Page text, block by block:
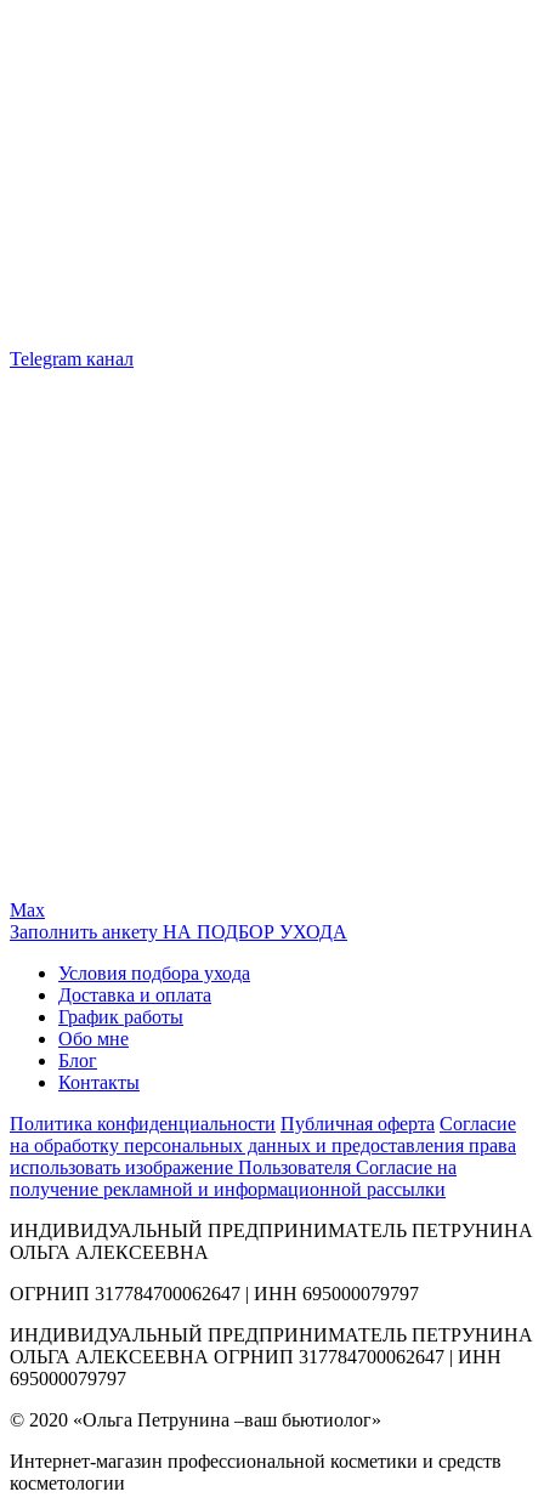
Telegram канал
Max
Заполнить анкету НА ПОДБОР УХОДА
Условия подбора ухода
Доставка и оплата
График работы
Обо мне
Блог
Контакты
Политика конфиденциальности Публичная оферта Согласие
на обработку персональных данных и предоставления права
использовать изображение Пользователя Согласие на
получение рекламной и информационной рассылки
ИНДИВИДУАЛЬНЫЙ ПРЕДПРИНИМАТЕЛЬ ПЕТРУНИНА
ОЛЬГА АЛЕКСЕЕВНА
ОГРНИП 317784700062647 | ИНН 695000079797
ИНДИВИДУАЛЬНЫЙ ПРЕДПРИНИМАТЕЛЬ ПЕТРУНИНА
ОЛЬГА АЛЕКСЕЕВНА ОГРНИП 317784700062647 | ИНН
695000079797
© 2020 «Ольга Петрунина –ваш бьютиолог»
Интернет-магазин профессиональной косметики и средств
косметологии